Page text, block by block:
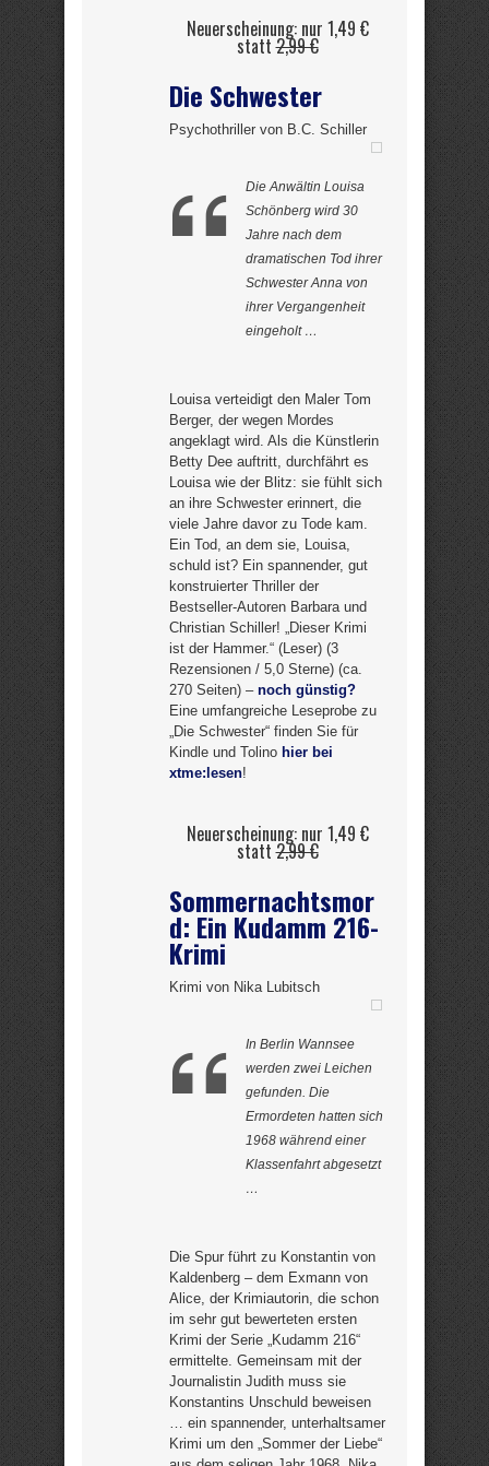
Neuerscheinung: nur 1,49 €
statt2,99 €
Die Schwester
Psychothriller von B.C. Schiller
Die Anwältin Louisa
Schönberg wird 30
Jahre nach dem
dramatischen Tod ihrer
Schwester Anna von
ihrer Vergangenheit
eingeholt …
Louisa verteidigt den Maler Tom
Berger, der wegen Mordes
angeklagt wird. Als die Künstlerin
Betty Dee auftritt, durchfährt es
Louisa wie der Blitz: sie fühlt sich
an ihre Schwester erinnert, die
viele Jahre davor zu Tode kam.
Ein Tod, an dem sie, Louisa,
schuld ist? Ein spannender, gut
konstruierter Thriller der
Bestseller-Autoren Barbara und
Christian Schiller! „Dieser Krimi
ist der Hammer.“ (Leser) (3
Rezensionen / 5,0 Sterne) (ca.
270 Seiten) – noch günstig?
Eine umfangreiche Leseprobe zu
„Die Schwester“ finden Sie für
Kindle und Tolino hier bei
xtme:lesen!
Neuerscheinung: nur 1,49 €
statt2,99 €
Sommernachtsmor
d: Ein Kudamm 216-
Krimi
Krimi von Nika Lubitsch
In Berlin Wannsee
werden zwei Leichen
gefunden. Die
Ermordeten hatten sich
1968 während einer
Klassenfahrt abgesetzt
…
Die Spur führt zu Konstantin von
Kaldenberg – dem Exmann von
Alice, der Krimiautorin, die schon
im sehr gut bewerteten ersten
Krimi der Serie „Kudamm 216“
ermittelte. Gemeinsam mit der
Journalistin Judith muss sie
Konstantins Unschuld beweisen
… ein spannender, unterhaltsamer
Krimi um den „Sommer der Liebe“